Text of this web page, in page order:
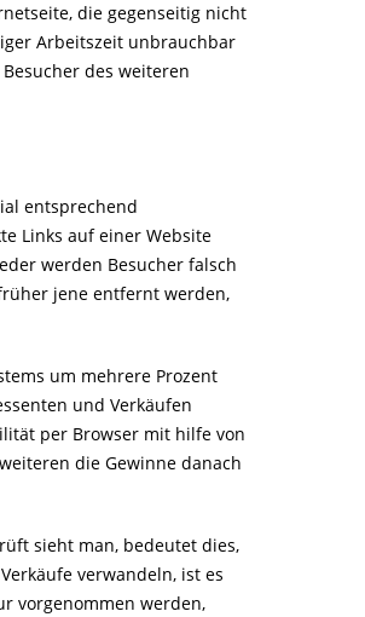
die gegenseitig nicht
Arbeitszeit unbrauchbar
des weiteren
entsprechend
Links auf einer Website
werden Besucher falsch
jene entfernt werden,
um mehrere Prozent
und Verkäufen
per Browser mit hilfe von
die Gewinne danach
sieht man, bedeutet dies,
verwandeln, ist es
vorgenommen werden,